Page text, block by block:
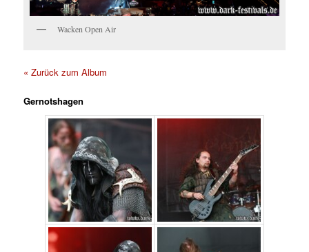
Wacken Open Air
« Zurück zum Album
Gernotshagen